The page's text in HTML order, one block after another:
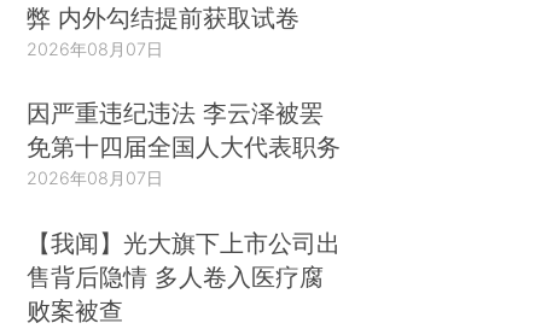
弊 内外勾结提前获取试卷
2026年08月07日
因严重违纪违法 李云泽被罢
免第十四届全国人大代表职务
2026年08月07日
【我闻】光大旗下上市公司出
售背后隐情 多人卷入医疗腐
败案被查